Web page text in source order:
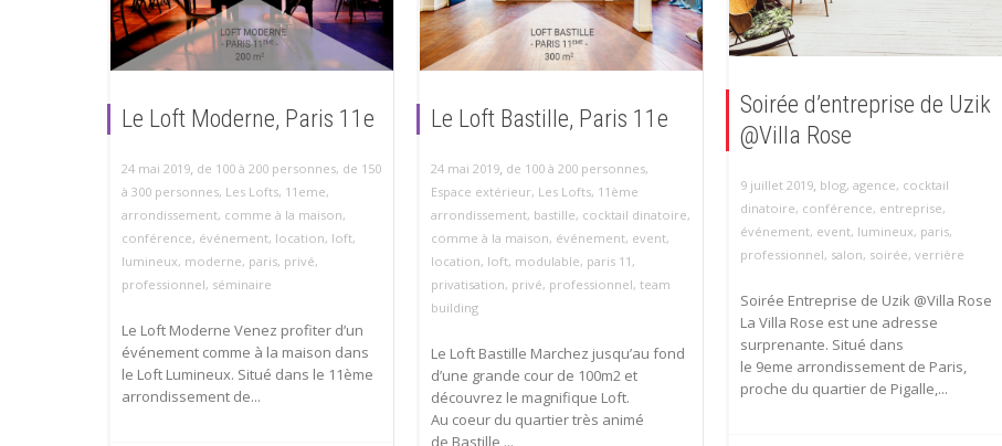
Soirée d’entreprise de Uzik
@Villa Rose
9 juillet 2019, blog, agence, cocktail
dinatoire, conférence, entreprise,
événement, event, lumineux, paris,
professionnel, salon, soirée, verrière
Soirée Entreprise de Uzik @Villa Rose
La Villa Rose est une adresse
surprenante. Situé dans
le 9eme arrondissement de Paris,
proche du quartier de Pigalle,...
Le Loft Moderne, Paris 11e
24 mai 2019, de 100 à 200 personnes, de 150
à 300 personnes, Les Lofts, 11eme,
arrondissement, comme à la maison,
conférence, événement, location, loft,
lumineux, moderne, paris, privé,
professionnel, séminaire
Le Loft Moderne Venez profiter d’un
événement comme à la maison dans
le Loft Lumineux. Situé dans le 11ème
arrondissement de...
Le Loft Bastille, Paris 11e
24 mai 2019, de 100 à 200 personnes,
Espace extérieur, Les Lofts, 11ème
arrondissement, bastille, cocktail dinatoire,
comme à la maison, événement, event,
location, loft, modulable, paris 11 ,
privatisation, privé, professionnel, team
building
Le Loft Bastille Marchez jusqu’au fond
d’une grande cour de 100m2 et
découvrez le magnifique Loft.
Au coeur du quartier très animé